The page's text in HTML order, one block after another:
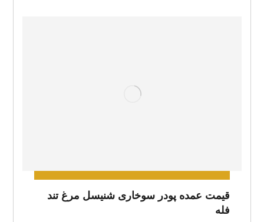
قیمت عمده پودر سوخاری شنیسل مرغ تند
فله